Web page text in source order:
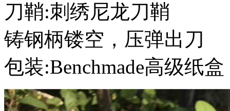
刀鞘:刺绣尼龙刀鞘
铸钢柄镂空，压弹出刀
包装:Benchmade高级纸盒